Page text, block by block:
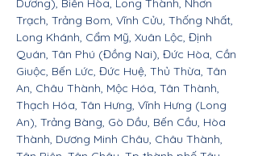
Dương), Biên Hòa, Long Thành, Nhơn
Trạch, Trảng Bom, Vĩnh Cửu, Thống Nhất,
Long Khánh, Cẩm Mỹ, Xuân Lộc, Định
Quán, Tân Phú (Đồng Nai), Đức Hòa, Cần
Giuộc, Bến Lức, Đức Huệ, Thủ Thừa, Tân
An, Châu Thành, Mộc Hóa, Tân Thành,
Thạch Hóa, Tân Hưng, Vĩnh Hưng (Long
An), Trảng Bàng, Gò Dầu, Bến Cầu, Hòa
Thành, Dương Minh Châu, Châu Thành,